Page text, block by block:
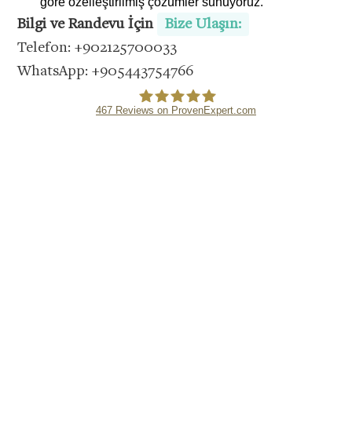
Bilgi ve Randevu İçin
Bize Ulaşın:
Telefon: +902125700033
WhatsApp: +905443754766
467 Reviews on ProvenExpert.com